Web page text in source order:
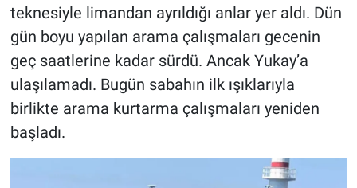
teknesiyle limandan ayrıldığı anlar yer aldı. Dün
gün boyu yapılan arama çalışmaları gecenin
geç saatlerine kadar sürdü. Ancak Yukay’a
ulaşılamadı. Bugün sabahın ilk ışıklarıyla
birlikte arama kurtarma çalışmaları yeniden
başladı.